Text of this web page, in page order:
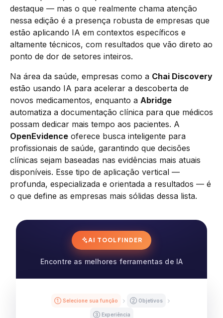
destaque — mas o que realmente chama atenção
nessa edição é a presença robusta de empresas que
estão aplicando IA em contextos específicos e
altamente técnicos, com resultados que vão direto ao
ponto de dor de setores inteiros.
Na área da saúde, empresas como a Chai Discovery
estão usando IA para acelerar a descoberta de
novos medicamentos, enquanto a Abridge
automatiza a documentação clínica para que médicos
possam dedicar mais tempo aos pacientes. A
OpenEvidence oferece busca inteligente para
profissionais de saúde, garantindo que decisões
clínicas sejam baseadas nas evidências mais atuais
disponíveis. Esse tipo de aplicação vertical —
profunda, especializada e orientada a resultados — é
o que define as empresas mais sólidas dessa lista.
AI TOOL FINDER
Encontre as melhores ferramentas de IA
① Selecione sua função ② Objetivos
③ Experiência